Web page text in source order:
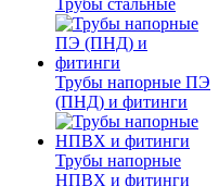
Трубы стальные
Трубы напорные ПЭ
(ПНД) и фитинги
Трубы напорные
НПВХ и фитинги